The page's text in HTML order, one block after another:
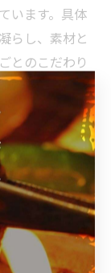
います。具体
らし、素材と
とのこだわり
す。
の伝統食材
央市や八幡浜
どが焼肉と組
ントの爽やか
たな楽しみ